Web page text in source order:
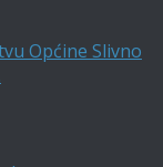
Općine Slivno